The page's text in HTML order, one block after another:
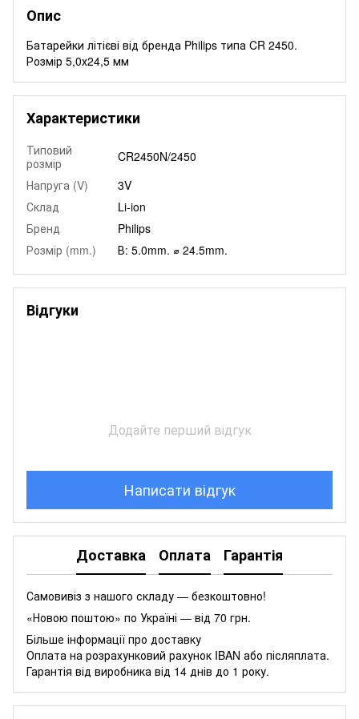
Опис
Батарейки літієві від бренда Philips типа CR 2450.
Розмір 5,0х24,5 мм
Характеристики
Типовий
розмір
CR2450N/2450
Напруга (V)
3V
Склад
Li-ion
Бренд
Philips
Розмір (mm.)
В: 5.0mm. ⌀ 24.5mm.
Відгуки
Додайте перший відгук
Написати відгук
Доставка Оплата Гарантія
Самовивіз з нашого складу — безкоштовно!
«Новою поштою» по Україні — від 70 грн.
Більше інформації про доставку
Оплата на розрахунковий рахунок IBAN або післяплата.
Гарантія від виробника від 14 днів до 1 року.